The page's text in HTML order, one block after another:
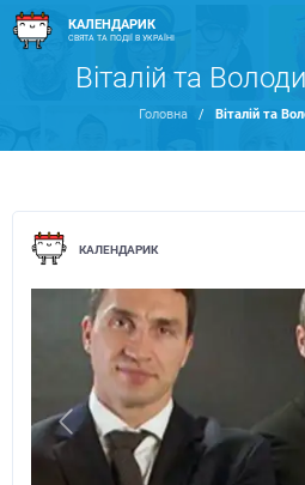
КАЛЕНДАРИК
СВЯТА ТА ПОДІЇ В УКРАЇНІ
Віталій та
Головна / Віталій та
КАЛЕНДАРИК
Previous